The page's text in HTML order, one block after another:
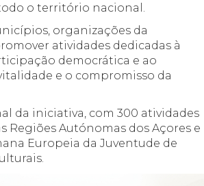
o território nacional.
organizações da
atividades dedicadas à
democrática e ao
e o compromisso da
da iniciativa, com 300 atividades
Regiões Autónomas dos Açores e
Europeia da Juventude de
de
da Rede
2026
véspera da Pre-Departure
Meeting DiscoverEU 2026, a Rede
no Porto para um
de formação, partilha de
e networking